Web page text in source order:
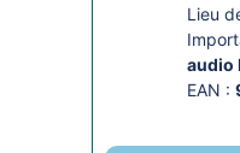
Lieu
audio
EAN :